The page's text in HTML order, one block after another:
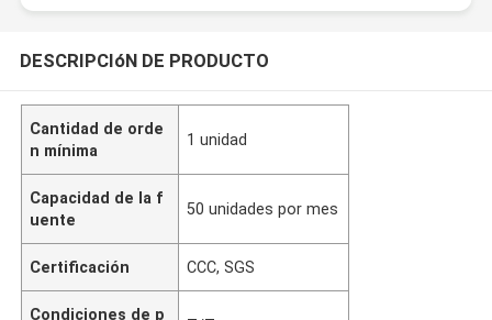
DESCRIPCIóN DE PRODUCTO
Cantidad de orde
n mínima
1 unidad
Capacidad de la f
uente
50 unidades por mes
Certificación CCC, SGS
Condiciones de p